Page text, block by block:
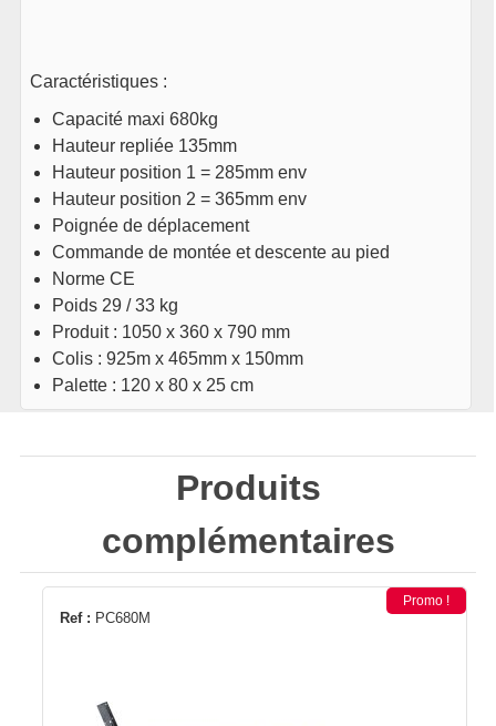
Caractéristiques :
Capacité maxi 680kg
Hauteur repliée 135mm
Hauteur position 1 = 285mm env
Hauteur position 2 = 365mm env
Poignée de déplacement
Commande de montée et descente au pied
Norme CE
Poids 29 / 33 kg
Produit : 1050 x 360 x 790 mm
Colis : 925m x 465mm x 150mm
Palette : 120 x 80 x 25 cm
Produits
complémentaires
Ref : PC680M
Promo !